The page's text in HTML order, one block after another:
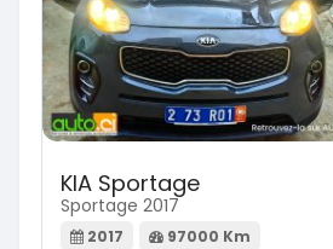
KIA Sportage
Sportage 2017
2017 97000 Km